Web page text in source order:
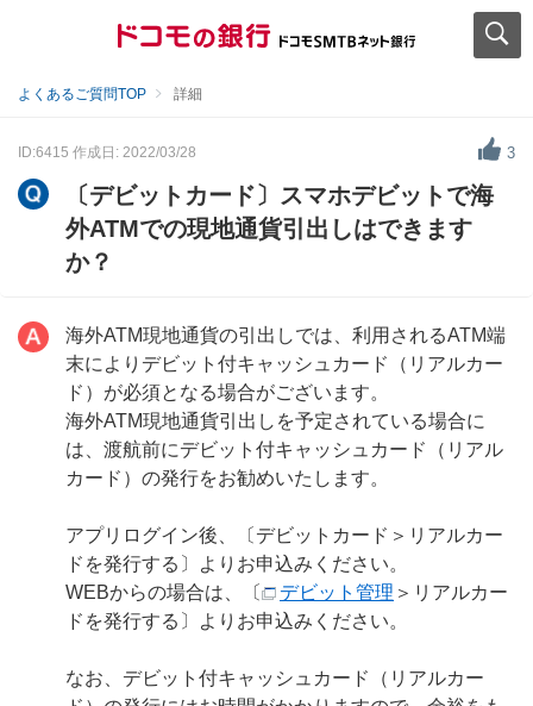
よくあるご質問TOP 詳細
ID:6415 作成日: 2022/03/28 3
〔デビットカード〕スマホデビットで海
外ATMでの現地通貨引出しはできます
か？
海外ATM現地通貨の引出しでは、利用されるATM端
末によりデビット付キャッシュカード（リアルカー
ド）が必須となる場合がございます。
海外ATM現地通貨引出しを予定されている場合に
は、渡航前にデビット付キャッシュカード（リアル
カード）の発行をお勧めいたします。
アプリログイン後、〔デビットカード＞リアルカー
ドを発行する〕よりお申込みください。
WEBからの場合は、〔
デビット管理 ＞リアルカー
ドを発行する〕よりお申込みください。
なお、デビット付キャッシュカード（リアルカー